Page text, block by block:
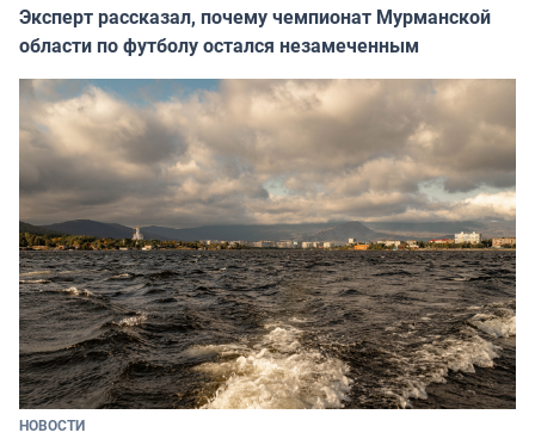
Эксперт рассказал, почему чемпионат Мурманской
области по футболу остался незамеченным
НОВОСТИ